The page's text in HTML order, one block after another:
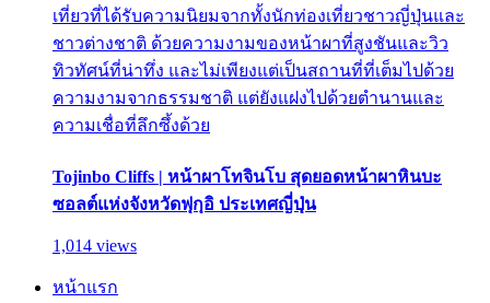
เที่ยวที่ได้รับความนิยมจากทั้งนักท่องเที่ยวชาวญี่ปุ่นและ
ชาวต่างชาติ ด้วยความงามของหน้าผาที่สูงชันและวิว
ทิวทัศน์ที่น่าทึ่ง และไม่เพียงแต่เป็นสถานที่ที่เต็มไปด้วย
ความงามจากธรรมชาติ แต่ยังแฝงไปด้วยตำนานและ
ความเชื่อที่ลึกซึ้งด้วย
Tojinbo Cliffs | หน้าผาโทจินโบ สุดยอดหน้าผาหินบะ
ซอลต์แห่งจังหวัดฟุกุอิ ประเทศญี่ปุ่น
1,014 views
หน้าแรก